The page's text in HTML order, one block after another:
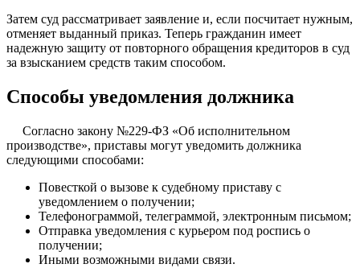
Затем суд рассматривает заявление и, если посчитает нужным,
отменяет выданный приказ. Теперь гражданин имеет
надежную защиту от повторного обращения кредиторов в суд
за взысканием средств таким способом.
Способы уведомления должника
Согласно закону №229-ФЗ «Об исполнительном
производстве», приставы могут уведомить должника
следующими способами:
Повесткой о вызове к судебному приставу с
уведомлением о получении;
Телефонограммой, телеграммой, электронным письмом;
Отправка уведомления с курьером под роспись о
получении;
Иными возможными видами связи.